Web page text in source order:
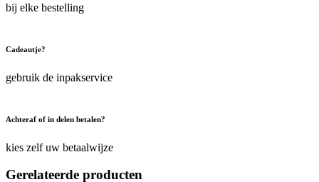
bij elke bestelling
Cadeautje?
gebruik de inpakservice
Achteraf of in delen betalen?
kies zelf uw betaalwijze
Gerelateerde producten